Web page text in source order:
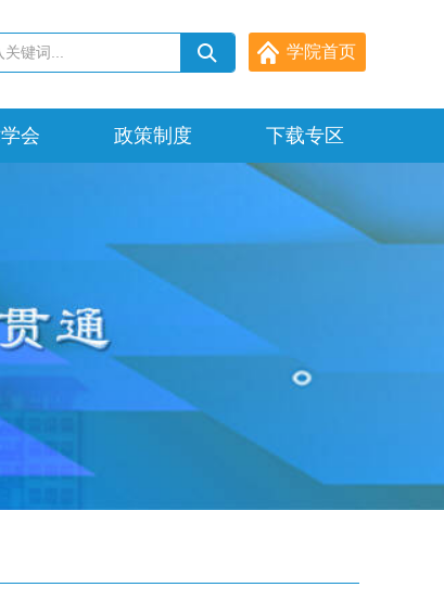
学院首页
会 政策制度
其它文件
下载专区